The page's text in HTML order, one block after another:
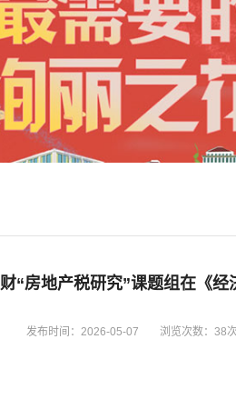
“房地产税研究”课题组在《经
发布时间：2026-05-07 浏览次数： 38次